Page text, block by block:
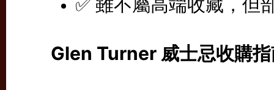
Glen Turner 威士忌收購